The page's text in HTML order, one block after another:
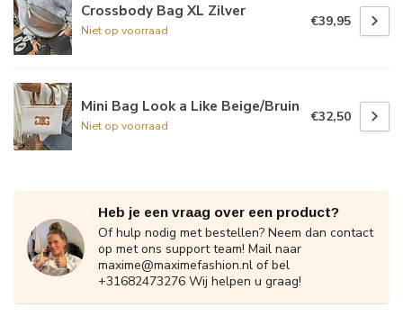
Crossbody Bag XL Zilver
Niet op voorraad
€39,95
Mini Bag Look a Like Beige/Bruin
Niet op voorraad
€32,50
Heb je een vraag over een product?
Of hulp nodig met bestellen? Neem dan contact
op met ons support team! Mail naar
maxime@maximefashion.nl of bel
+31682473276 Wij helpen u graag!